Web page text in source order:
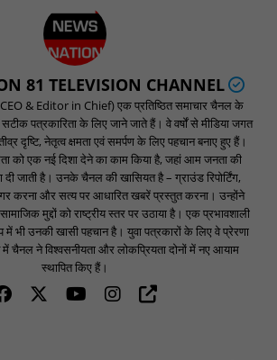
81 TELEVISION CHANNEL
& Editor in Chief) एक प्रतिष्ठित समाचार चैनल के
पत्रकारिता के लिए जाने जाते हैं। वे वर्षों से मीडिया जगत
दृष्टि, नेतृत्व क्षमता एवं समर्पण के लिए पहचान बनाए हुए हैं।
को एक नई दिशा देने का काम किया है, जहां आम जनता की
जाती है। उनके चैनल की खासियत है – ग्राउंड रिपोर्टिंग,
करना और सत्य पर आधारित खबरें प्रस्तुत करना। उन्होंने
मुद्दों को राष्ट्रीय स्तर पर उठाया है। एक प्रभावशाली
भी उनकी खासी पहचान है। युवा पत्रकारों के लिए वे प्रेरणा
चैनल ने विश्वसनीयता और लोकप्रियता दोनों में नए आयाम
स्थापित किए हैं।